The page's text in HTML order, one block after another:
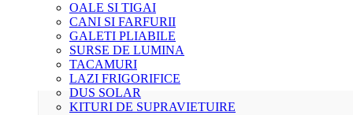
OALE SI TIGAI
CANI SI FARFURII
GALETI PLIABILE
SURSE DE LUMINA
TACAMURI
LAZI FRIGORIFICE
DUS SOLAR
KITURI DE SUPRAVIETUIRE